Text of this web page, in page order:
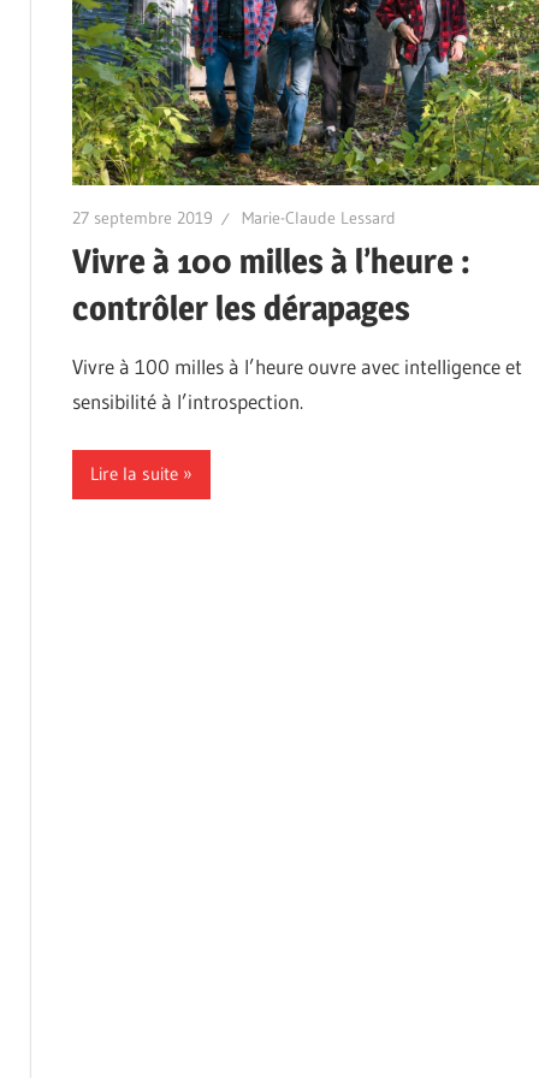
27 septembre 2019 Marie-Claude Lessard
Vivre à 100 milles à l’heure :
contrôler les dérapages
Vivre à 100 milles à l’heure ouvre avec intelligence et
sensibilité à l’introspection.
Lire la suite